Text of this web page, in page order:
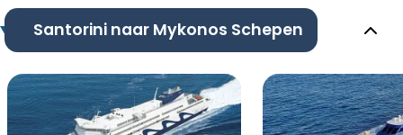
Santorini naar Mykonos Schepen